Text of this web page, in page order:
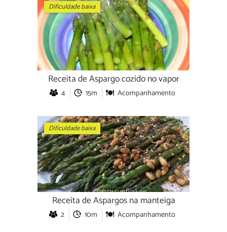
Dificuldade baixa
Receita de Aspargo cozido no vapor
4 15m Acompanhamento
Dificuldade baixa
Receita de Aspargos na manteiga
2 10m Acompanhamento